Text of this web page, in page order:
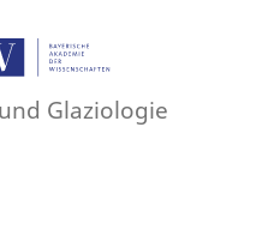
Glaziologie